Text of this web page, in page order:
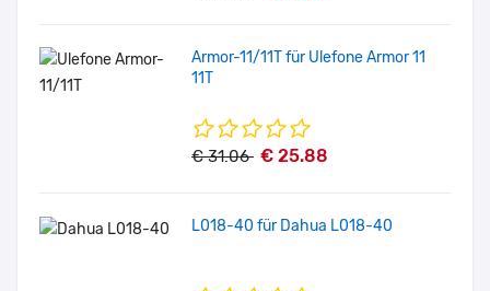
Armor-11/11T für Ulefone Armor 11
11T
€ 31.06 € 25.88
L018-40 für Dahua L018-40